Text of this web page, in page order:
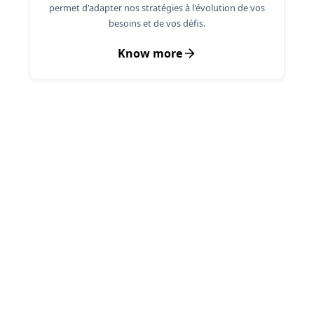
permet d'adapter nos stratégies à l'évolution de vos
besoins et de vos défis.
Know more